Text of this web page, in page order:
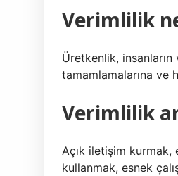
Verimlilik
Üretkenlik,
tamamlamalarına ve
Verimlilik
Açık iletişim kurmak,
kullanmak, esnek